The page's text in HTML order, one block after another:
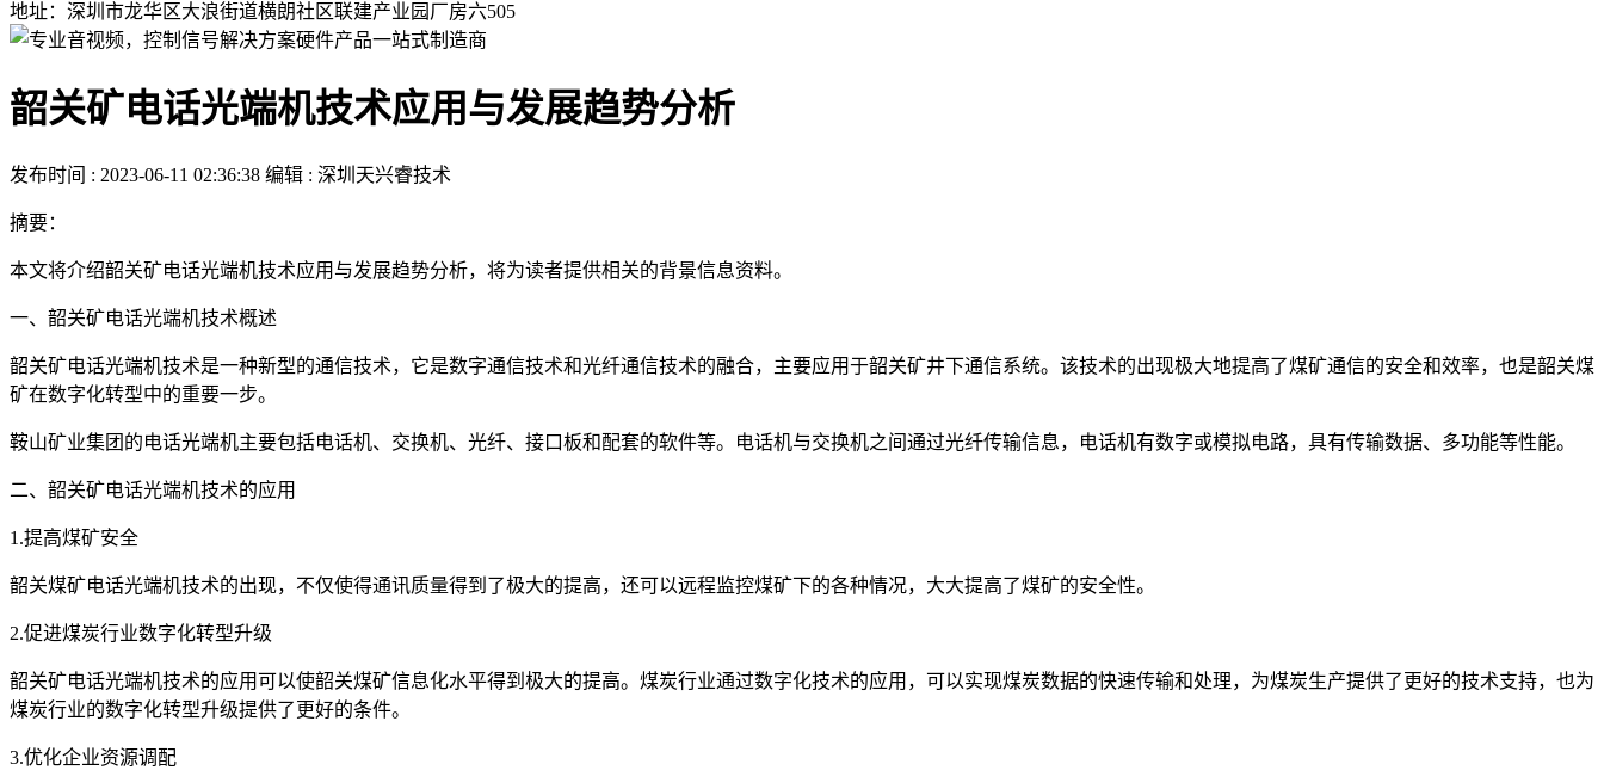
地址：深圳市龙华区大浪街道横朗社区联建产业园厂房六505
韶关矿电话光端机技术应用与发展趋势分析
发布时间 : 2023-06-11 02:36:38 编辑 : 深圳天兴睿技术
摘要：
本文将介绍韶关矿电话光端机技术应用与发展趋势分析，将为读者提供相关的背景信息资料。
一、韶关矿电话光端机技术概述
韶关矿电话光端机技术是一种新型的通信技术，它是数字通信技术和光纤通信技术的融合，主要应用于韶关矿井下通信系统。该技术的出现极大地提高了煤矿通信的安全和效率，也是韶关煤
矿在数字化转型中的重要一步。
鞍山矿业集团的电话光端机主要包括电话机、交换机、光纤、接口板和配套的软件等。电话机与交换机之间通过光纤传输信息，电话机有数字或模拟电路，具有传输数据、多功能等性能。
二、韶关矿电话光端机技术的应用
1.提高煤矿安全
韶关煤矿电话光端机技术的出现，不仅使得通讯质量得到了极大的提高，还可以远程监控煤矿下的各种情况，大大提高了煤矿的安全性。
2.促进煤炭行业数字化转型升级
韶关矿电话光端机技术的应用可以使韶关煤矿信息化水平得到极大的提高。煤炭行业通过数字化技术的应用，可以实现煤炭数据的快速传输和处理，为煤炭生产提供了更好的技术支持，也为
煤炭行业的数字化转型升级提供了更好的条件。
3.优化企业资源调配